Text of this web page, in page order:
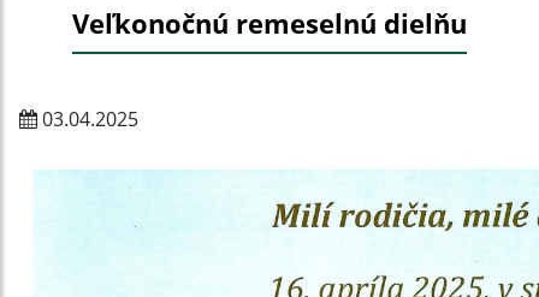
Veľkonočnú remeselnú dielňu
03.04.2025